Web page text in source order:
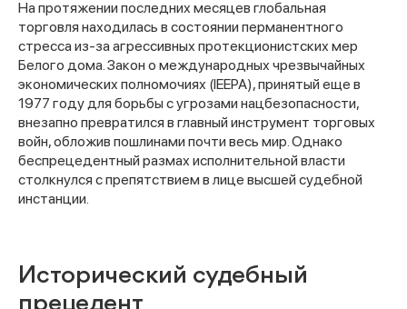
На протяжении последних месяцев глобальная
торговля находилась в состоянии перманентного
стресса из-за агрессивных протекционистских мер
Белого дома. Закон о международных чрезвычайных
экономических полномочиях (IEEPA), принятый еще в
1977 году для борьбы с угрозами нацбезопасности,
внезапно превратился в главный инструмент торговых
войн, обложив пошлинами почти весь мир. Однако
беспрецедентный размах исполнительной власти
столкнулся с препятствием в лице высшей судебной
инстанции.
Исторический судебный